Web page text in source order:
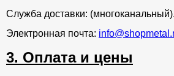
Служба доставки: (многоканальный).
Электронная почта:
3. Оплата и цены